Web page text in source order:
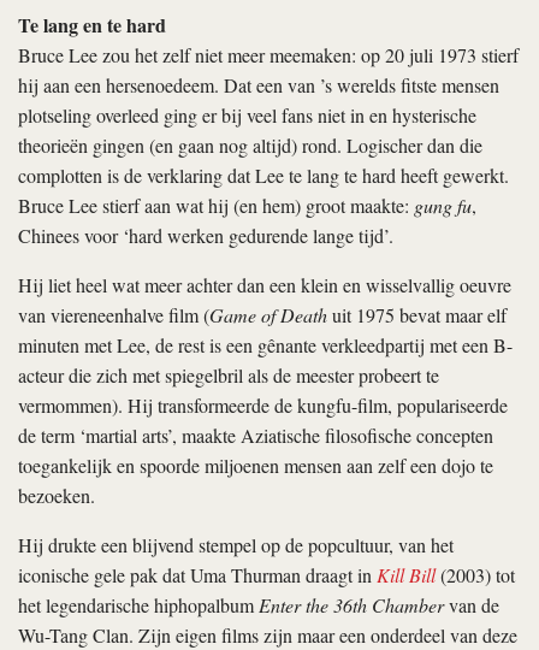
Te lang en te hard
Bruce Lee zou het zelf niet meer meemaken: op 20 juli 1973 stierf
hij aan een hersenoedeem. Dat een van ’s werelds fitste mensen
plotseling overleed ging er bij veel fans niet in en hysterische
theorieën gingen (en gaan nog altijd) rond. Logischer dan die
complotten is de verklaring dat Lee te lang te hard heeft gewerkt.
Bruce Lee stierf aan wat hij (en hem) groot maakte: gung fu,
Chinees voor ‘hard werken gedurende lange tijd’.
Hij liet heel wat meer achter dan een klein en wisselvallig oeuvre
van viereneenhalve film (Game of Deathuit 1975 bevat maar elf
minuten met Lee, de rest is een gênante verkleedpartij met een B-
acteur die zich met spiegelbril als de meester probeert te
vermommen). Hij transformeerde de kungfu-film, populariseerde
de term ‘martial arts’, maakte Aziatische filosofische concepten
toegankelijk en spoorde miljoenen mensen aan zelf een dojo te
bezoeken.
Hij drukte een blijvend stempel op de popcultuur, van het
iconische gele pak dat Uma Thurman draagt in Kill Bill(2003) tot
het legendarische hiphopalbum Enter the 36th Chambervan de
Wu-Tang Clan. Zijn eigen films zijn maar een onderdeel van deze